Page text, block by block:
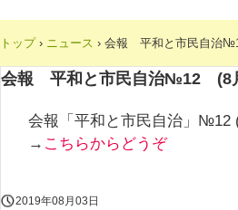
トップ › ニュース › 会報 平和と市民自治
会報 平和と市民自治№12 (8
会報「平和と市民自治」
→ こちらからどうぞ
2019年08月03日